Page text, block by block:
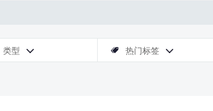
类型   热门标签 